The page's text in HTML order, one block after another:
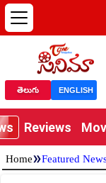
తెలుగు ENGLISH
Reviews
Home»Featured